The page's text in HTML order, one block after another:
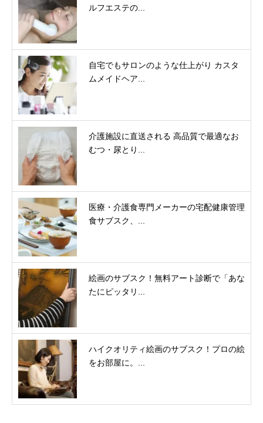
ルフエステの...
自宅でもサロンのような仕上がり カスタ
ムメイドヘア...
介護施設に直送される 高品質で最適なお
むつ・尿とり...
医療・介護食専門メーカーの宅配健康管理
食サブスク、...
絵画のサブスク！無料アート診断で「あな
たにピッタリ...
ハイクオリティ絵画のサブスク！プロの絵
をお部屋に。...